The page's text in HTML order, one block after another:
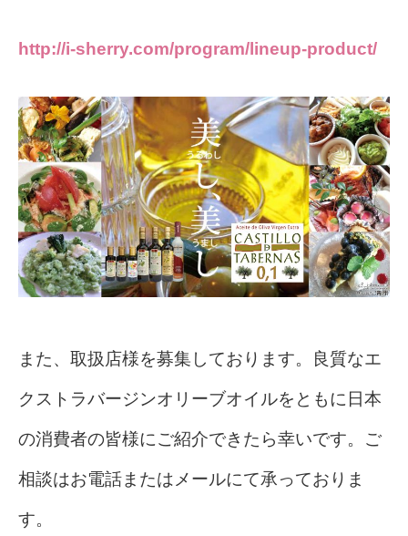
http://i-sherry.com/program/lineup-product/
また、取扱店様を募集しております。良質なエ
クストラバージンオリーブオイルをともに日本
の消費者の皆様にご紹介できたら幸いです。ご
相談はお電話またはメールにて承っておりま
す。